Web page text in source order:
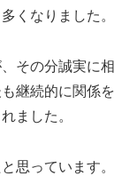
くなりました。
その分誠実に相
継続的に関係を
ました。
思っています。